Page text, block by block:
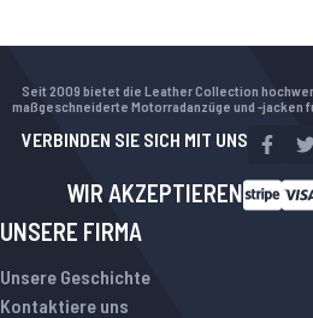
Seit 2009 bietet die Leather Collection
maßgeschneiderte Motorradanzüge und -jacken
VERBINDEN SIE SICH MIT UNS
WIR AKZEPTIEREN
UNSERE FIRMA
Unsere Geschichte
Kontaktiere uns